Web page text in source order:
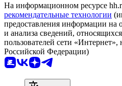
На информационном ресурсе
рекомендательные технологии
предоставления информации на
и анализа сведений,
пользователей сети
Российской Федерации)